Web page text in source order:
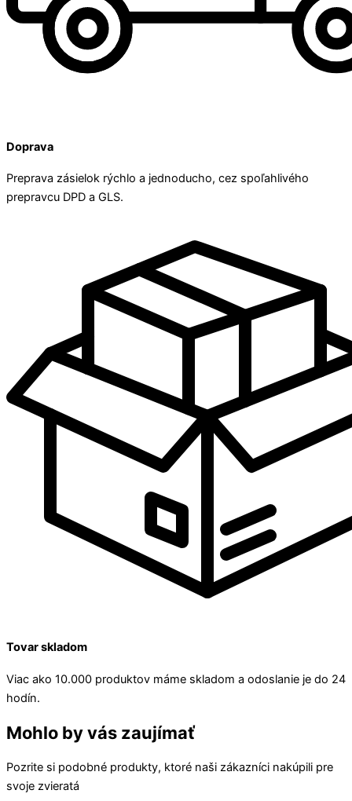
Doprava
Preprava zásielok rýchlo a jednoducho, cez spoľahlivého
prepravcu DPD a GLS.
Tovar skladom
Viac ako 10.000 produktov máme skladom a odoslanie je do 24
hodín.
Mohlo by vás zaujímať
Pozrite si podobné produkty, ktoré naši zákazníci nakúpili pre
svoje zvieratá